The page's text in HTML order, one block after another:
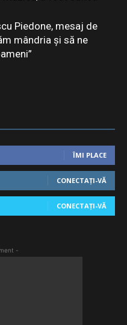
Piedone, mesaj de
mândria și să ne
ÎMI PLACE
CONECTAȚI-VĂ
CONECTAȚI-VĂ
-